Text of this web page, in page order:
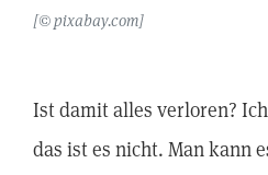
[© pixabay.com]
Ist damit alles verloren?
das ist es nicht. Man kann